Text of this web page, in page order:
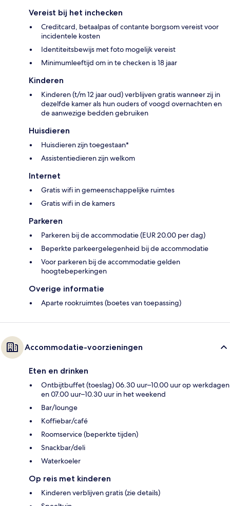
Vereist bij het inchecken
Creditcard, betaalpas of contante borgsom vereist voor
incidentele kosten
Identiteitsbewijs met foto mogelijk vereist
Minimumleeftijd om in te checken is 18 jaar
Kinderen
Kinderen (t/m 12 jaar oud) verblijven gratis wanneer zij in
dezelfde kamer als hun ouders of voogd overnachten en
de aanwezige bedden gebruiken
Huisdieren
Huisdieren zijn toegestaan*
Assistentiedieren zijn welkom
Internet
Gratis wifi in gemeenschappelijke ruimtes
Gratis wifi in de kamers
Parkeren
Parkeren bij de accommodatie (EUR 20.00 per dag)
Beperkte parkeergelegenheid bij de accommodatie
Voor parkeren bij de accommodatie gelden
hoogtebeperkingen
Overige informatie
Aparte rookruimtes (boetes van toepassing)
Accommodatie-voorzieningen
Eten en drinken
Ontbijtbuffet (toeslag) 06.30 uur–10.00 uur op werkdagen
en 07.00 uur–10.30 uur in het weekend
Bar/lounge
Koffiebar/café
Roomservice (beperkte tijden)
Snackbar/deli
Waterkoeler
Op reis met kinderen
Kinderen verblijven gratis (zie details)